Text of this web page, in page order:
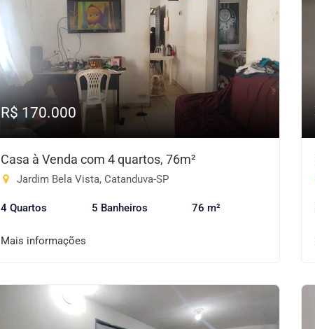
R$ 170.000
Casa à Venda com 4 quartos, 76m²
Jardim Bela Vista, Catanduva-SP
4 Quartos 5 Banheiros 76 m²
Mais informações